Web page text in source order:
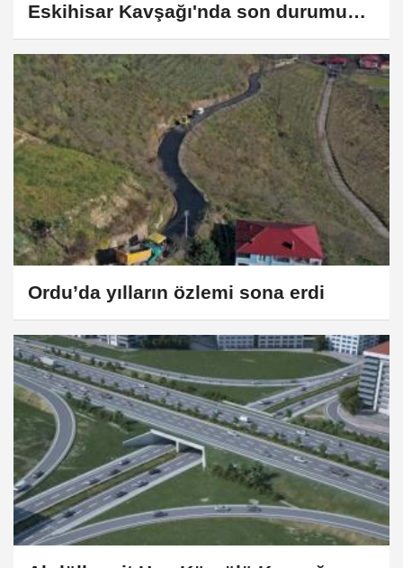
Eskihisar Kavşağı'nda son durumu
inceledi
Ordu’da yılların özlemi sona erdi